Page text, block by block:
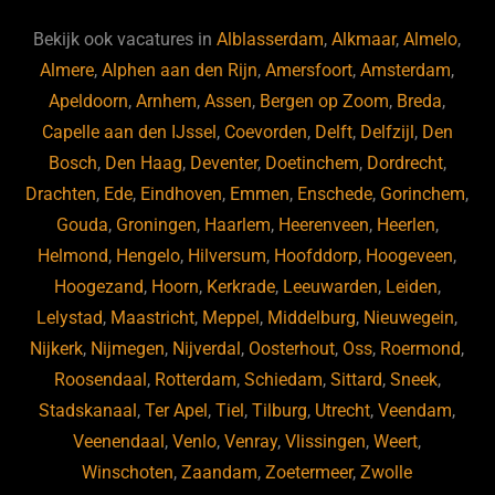
b
o
o
k
d
s
a
m
ky dI
n
Bekijk ook vacatures inAlblasserdam,Alkmaar,Almelo,
Almere,Alphen aan den Rijn,Amersfoort,Amsterdam,
Apeldoorn,Arnhem,Assen, Bergen op Zoom, Breda,
Capelle aan den IJssel, Coevorden, Delft, Delfzijl, Den
Bosch, Den Haag, Deventer, Doetinchem, Dordrecht,
Drachten, Ede, Eindhoven, Emmen, Enschede, Gorinchem,
Gouda, Groningen, Haarlem, Heerenveen, Heerlen,
Helmond, Hengelo, Hilversum, Hoofddorp, Hoogeveen,
Hoogezand, Hoorn, Kerkrade, Leeuwarden, Leiden,
Lelystad, Maastricht, Meppel, Middelburg, Nieuwegein,
Nijkerk, Nijmegen, Nijverdal, Oosterhout, Oss, Roermond,
Roosendaal, Rotterdam, Schiedam, Sittard, Sneek,
Stadskanaal,Ter Apel,Tiel,Tilburg, Utrecht,Veendam,
Veenendaal,Venlo,Venray,Vlissingen,Weert,
Winschoten,Zaandam,Zoetermeer,Zwolle